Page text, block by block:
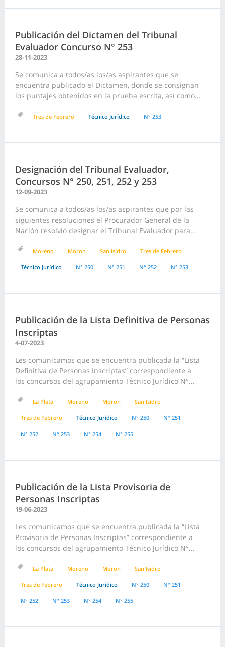
Publicación del Dictamen del Tribunal
Evaluador Concurso N° 253
28-11-2023
Se comunica a todos/as los/as aspirantes que se
encuentra publicado el Dictamen, donde se consignan
los puntajes obtenidos en la prueba escrita, así como...
Tres de Febrero Técnico Jurídico N° 253
Designación del Tribunal Evaluador,
Concursos N° 250, 251, 252 y 253
12-09-2023
Se comunica a todos/as los/as aspirantes que por las
siguientes resoluciones el Procurador General de la
Nación resolvió designar el Tribunal Evaluador para...
Moreno Moron San Isidro Tres de Febrero
Técnico Jurídico N° 250 N° 251 N° 252 N° 253
Publicación de la Lista Definitiva de Personas
Inscriptas
4-07-2023
Les comunicamos que se encuentra publicada la “Lista
Definitiva de Personas Inscriptas” correspondiente a
los concursos del agrupamiento Técnico Jurídico N°...
La Plata Moreno Moron San Isidro
Tres de Febrero Técnico Jurídico N° 250 N° 251
N° 252 N° 253 N° 254 N° 255
Publicación de la Lista Provisoria de
Personas Inscriptas
19-06-2023
Les comunicamos que se encuentra publicada la “Lista
Provisoria de Personas Inscriptas” correspondiente a
los concursos del agrupamiento Técnico Jurídico N°...
La Plata Moreno Moron San Isidro
Tres de Febrero Técnico Jurídico N° 250 N° 251
N° 252 N° 253 N° 254 N° 255